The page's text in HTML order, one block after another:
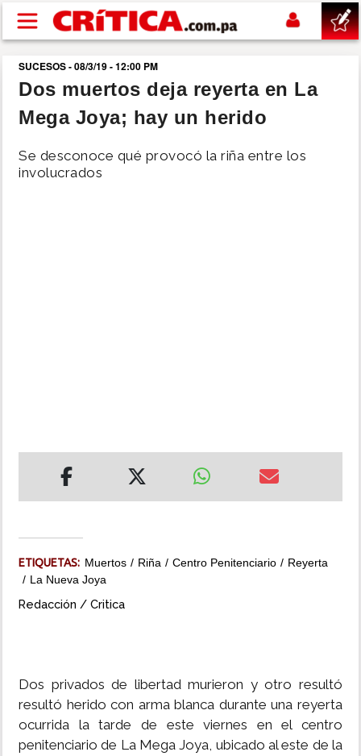
Pasar al contenido principal
buscar
SUCESOS
NACIONAL
SUCESOS - 08/3/19 - 12:00 PM
Dos muertos deja reyerta en La
Mega Joya; hay un herido
Se desconoce qué provocó la riña entre los
involucrados
ETIQUETAS: Muertos Riña Centro Penitenciario
Reyerta
La Nueva Joya
Redacción / Critica
Dos privados de libertad murieron y otro resultó
resultó herido con arma blanca durante una reyerta
ocurrida la tarde de este viernes en el centro
penitenciario de La Mega Joya, ubicado al este de la